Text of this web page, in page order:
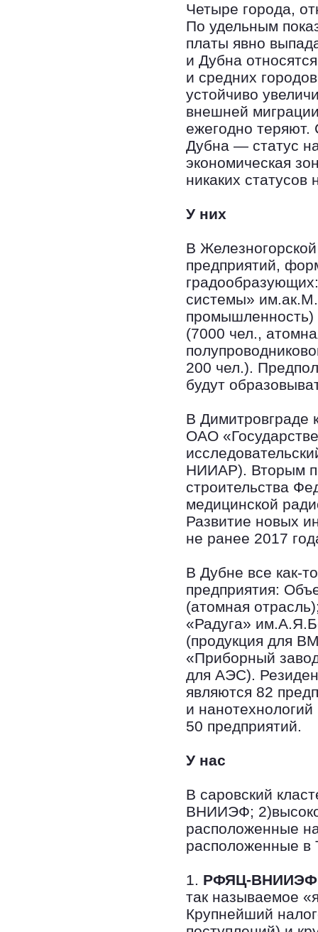
Четыре города,
По удельным
платы явно
и Дубна
и средних
устойчиво
внешней
ежегодно
Дубна — статус
экономическая
никаких статусов
У них
В
предприятий,
системы»
промышленность)
(7000 чел.,
200 чел.).
будут
В Димитровграде
ОАО
НИИАР). Вторым
строительства
медицинской
Развитие новых
не ранее 2017
В Дубне все как-
предприятия:
(атомная
«Радуга»
(продукция для
«Приборный
для АЭС).
являются 82
и
50 предприятий.
У нас
В саровский
ВНИИЭФ;
расположенные
расположенные в
1. РФЯЦ-ВНИИЭФ
так называемое
Крупнейший